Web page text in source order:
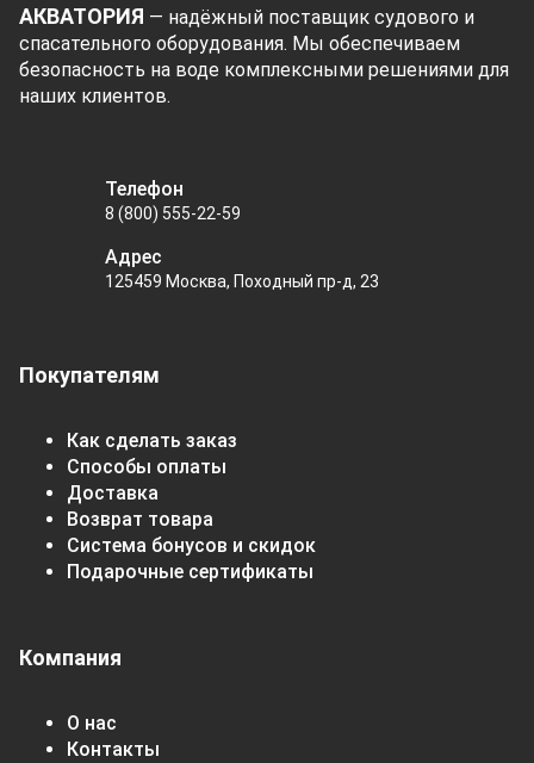
АКВАТОРИЯ — надёжный поставщик судового и
спасательного оборудования. Мы обеспечиваем
безопасность на воде комплексными решениями для
наших клиентов.
Покупателям
Как сделать заказ
Способы оплаты
Доставка
Возврат товара
Система бонусов и скидок
Подарочные сертификаты
Компания
О нас
Контакты
Телефон
8 (800) 555-22-59
Адрес
125459 Москва, Походный пр-д, 23